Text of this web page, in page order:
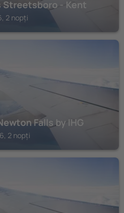
Streetsboro - Kent
2 nopți
Falls by IHG
2 nopți